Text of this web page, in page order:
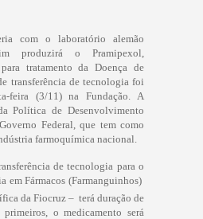
com o laboratório alemão
produzirá o Pramipexol,
tratamento da Doença de
transferência de tecnologia foi
feira (3/11) na Fundação.
A
Política de Desenvolvimento
Federal, que tem como
farmoquímica nacional.
de tecnologia para o
Fármacos (Farmanguinhos) 
da Fiocruz – terá duração de
o medicamento será